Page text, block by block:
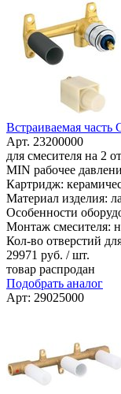
Встраиваемая
Арт. 23200000
для смесителя на 2
MIN рабочее
Картридж:
Материал изделия:
Особенности
Монтаж смесителя:
Кол-во отверстий
29971 руб. / шт.
товар распродан
Подобрать аналог
Арт: 29025000